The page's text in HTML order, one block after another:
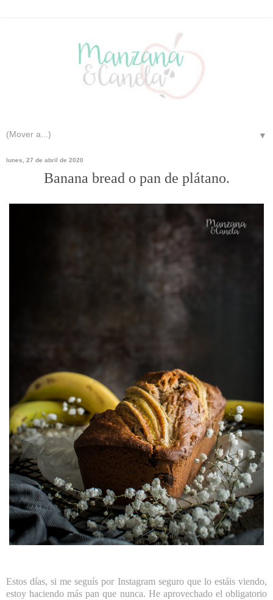
▼
lunes, 27 de abril de 2020
Banana bread o pan de plátano.
Estos días, si me seguís por Instagram seguro que lo estáis viendo,
estoy haciendo más pan que nunca. He aprovechado el obligatorio